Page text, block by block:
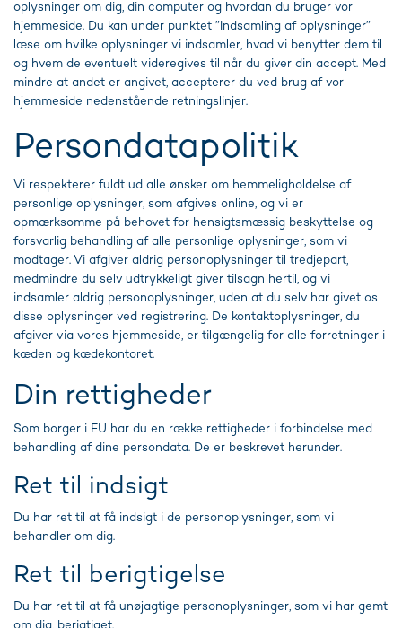
oplysninger om dig, din computer og hvordan du bruger vor
hjemmeside. Du kan under punktet ”Indsamling af oplysninger”
læse om hvilke oplysninger vi indsamler, hvad vi benytter dem til
og hvem de eventuelt videregives til når du giver din accept. Med
mindre at andet er angivet, accepterer du ved brug af vor
hjemmeside nedenstående retningslinjer.
Persondatapolitik
Vi respekterer fuldt ud alle ønsker om hemmeligholdelse af
personlige oplysninger, som afgives online, og vi er
opmærksomme på behovet for hensigtsmæssig beskyttelse og
forsvarlig behandling af alle personlige oplysninger, som vi
modtager. Vi afgiver aldrig personoplysninger til tredjepart,
medmindre du selv udtrykkeligt giver tilsagn hertil, og vi
indsamler aldrig personoplysninger, uden at du selv har givet os
disse oplysninger ved registrering. De kontaktoplysninger, du
afgiver via vores hjemmeside, er tilgængelig for alle forretninger i
kæden og kædekontoret.
Din rettigheder
Som borger i EU har du en række rettigheder i forbindelse med
behandling af dine persondata. De er beskrevet herunder.
Ret til indsigt
Du har ret til at få indsigt i de personoplysninger, som vi
behandler om dig.
Ret til berigtigelse
Du har ret til at få unøjagtige personoplysninger, som vi har gemt
om dig, berigtiget.